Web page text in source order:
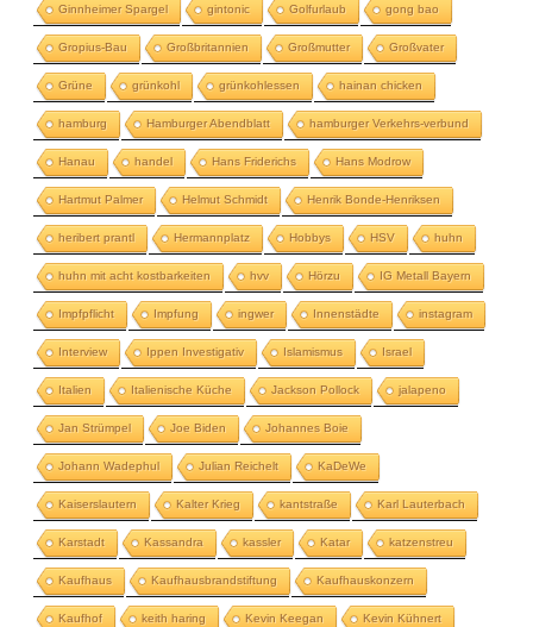
Ginnheimer Spargel gintonic Golfurlaub gong bao
Gropius-Bau Großbritannien Großmutter Großvater
Grüne grünkohl grünkohlessen hainan chicken
hamburg Hamburger Abendblatt hamburger Verkehrs-verbund
Hanau handel Hans Friderichs Hans Modrow
Hartmut Palmer Helmut Schmidt Henrik Bonde-Henriksen
heribert prantl Hermannplatz Hobbys HSV huhn
huhn mit acht kostbarkeiten hvv Hörzu IG Metall Bayern
Impfpflicht Impfung ingwer Innenstädte instagram
Interview Ippen Investigativ Islamismus Israel
Italien Italienische Küche Jackson Pollock jalapeno
Jan Strümpel Joe Biden Johannes Boie
Johann Wadephul Julian Reichelt KaDeWe
Kaiserslautern Kalter Krieg kantstraße Karl Lauterbach
Karstadt Kassandra kassler Katar katzenstreu
Kaufhaus Kaufhausbrandstiftung Kaufhauskonzern
Kaufhof keith haring Kevin Keegan Kevin Kühnert